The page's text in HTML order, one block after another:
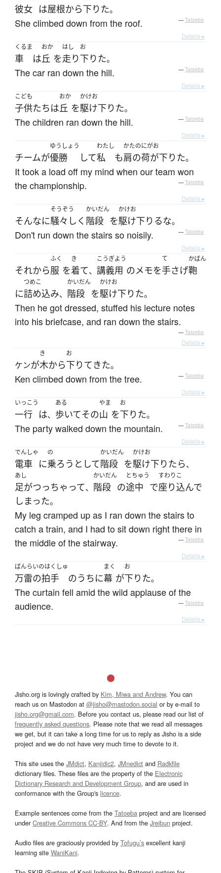
彼女 は屋根から下りた。
She climbed down from the roof. — Tatoeba
Details ▸
くるま
車 は
おか
丘 を
はし
走り
お
下りた。
The car ran down the hill. — Tatoeba
Details ▸
こども
子供たちは
おか
丘 を
かけお
駆け下りた。
The children ran down the hill. — Tatoeba
Details ▸
チームが
ゆうしょう
優勝 して
わたし
私 も
かたのにがお
肩の荷が下りた。
It took a load off my mind when our team won
the championship.
— Tatoeba
Details ▸
そんなに
そうぞう
騒々しく
かいだん
階段 を
かけお
駆け下りるな。
Don't run down the stairs so noisily. — Tatoeba
Details ▸
それから
ふく
服 を
き
着て、
こうぎ
講義
よう
用 のメモを
て
手さげ
かばん
鞄
に
つめこ
詰め込み、
かいだん
階段 を
かけお
駆け下りた。
Then he got dressed, stuffed his lecture notes
into his briefcase, and ran down the stairs.
— Tatoeba
Details ▸
ケンが
き
木から
お
下りて きた。
Ken climbed down from the tree. — Tatoeba
Details ▸
いっこう
一行 は、
ある
歩いてその
やま
山 を
お
下りた。
The party walked down the mountain. — Tatoeba
Details ▸
でんしゃ
電車 に
の
乗ろう として
かいだん
階段 を
かけお
駆け下りたら、
あし
足がつっちゃって、
かいだん
階段 の
とちゅう
途中 で
すわりこ
座り込んで
しまった。
My leg cramped up as I ran down the stairs to
catch a train, and I had to sit down right there in
the middle of the stairway.
— Tatoeba
Details ▸
ばんらいのはくしゅ
万雷の拍手 のうちに
まく
幕 が
お
下りた。
The curtain fell amid the wild applause of the
audience.
— Tatoeba
Details ▸
Jisho.org is lovingly crafted by Kim, Miwa and Andrew. You can
reach us on Mastodon at @jisho@mastodon.social or by e-mail to
jisho.org@gmail.com. Before you contact us, please read our list of
frequently asked questions. Please note that we read all messages
we get, but it can take a long time for us to reply as Jisho is a side
project and we do not have very much time to devote to it.
This site uses the JMdict, Kanjidic2, JMnedict and Radkfile
dictionary files. These files are the property of the Electronic
Dictionary Research and Development Group, and are used in
conformance with the Group's licence.
Example sentences come from the Tatoeba project and are licensed
underCreative Commons CC-BY. And from the Jreibun project.
Audio files are graciously provided by Tofugu’s excellent kanji
learning site WaniKani.